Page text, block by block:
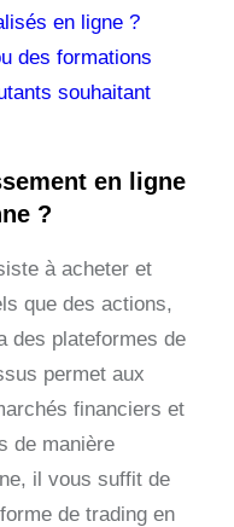
en ligne ?
des formations
souhaitant
en ligne
?
à acheter et
que des actions,
des plateformes de
permet aux
financiers et
de manière
il vous suffit de
de trading en